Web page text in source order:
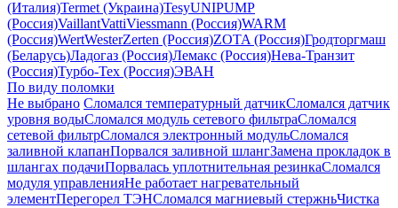
(Италия)Termet (Украина)TesyUNIPUMP
(Россия)VaillantVattiViessmann (Россия)WARM
(Россия)WertWesterZerten (Россия)ZOTA (Россия)Гродторгмаш
(Беларусь)Ладогаз (Россия)Лемакс (Россия)Нева-Транзит
(Россия)Турбо-Тех (Россия)ЭВАН
По виду поломки
Не выбрано Сломался температурный датчикСломался датчик
уровня водыСломался модуль сетевого фильтраСломался
сетевой фильтрСломался электронный модульСломался
заливной клапанПорвался заливной шлангЗамена прокладок в
шлангах подачиПорвалась уплотнительная резинкаСломался
модуля управленияНе работает нагревательный
элементПерегорел ТЭНСломался магниевый стержньЧистка